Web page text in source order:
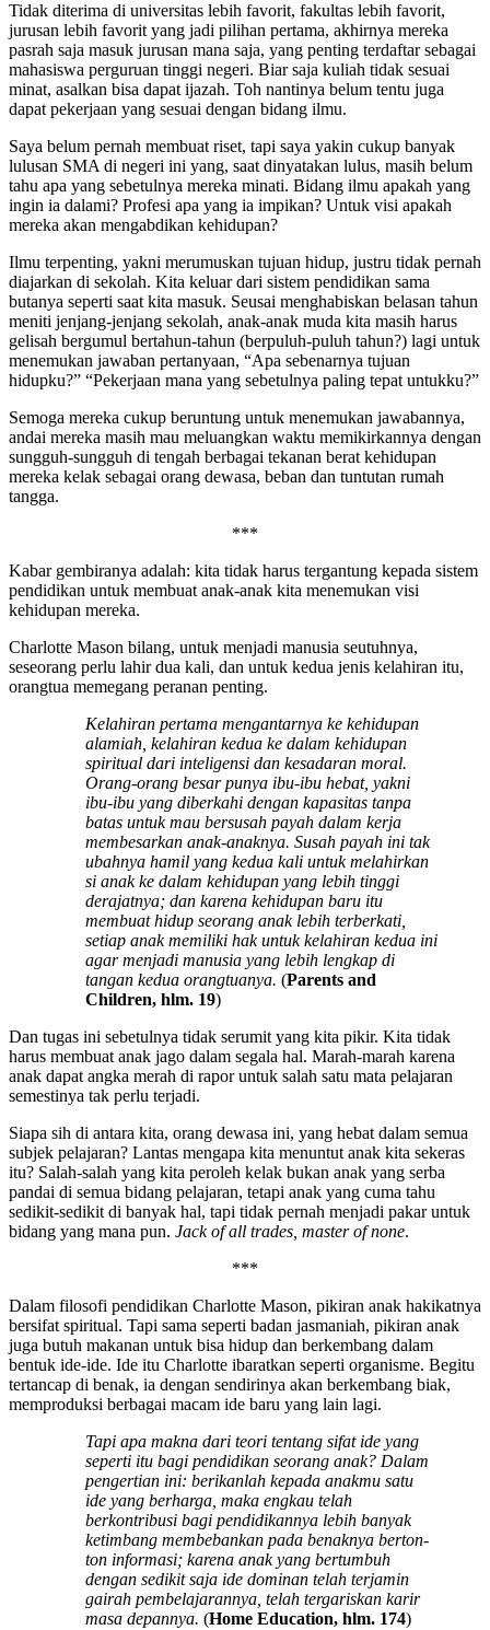
Tidak diterima di universitas lebih favorit, fakultas lebih favorit,
jurusan lebih favorit yang jadi pilihan pertama, akhirnya mereka
pasrah saja masuk jurusan mana saja, yang penting terdaftar sebagai
mahasiswa perguruan tinggi negeri. Biar saja kuliah tidak sesuai
minat, asalkan bisa dapat ijazah. Toh nantinya belum tentu juga
dapat pekerjaan yang sesuai dengan bidang ilmu.
Saya belum pernah membuat riset, tapi saya yakin cukup banyak
lulusan SMA di negeri ini yang, saat dinyatakan lulus, masih belum
tahu apa yang sebetulnya mereka minati. Bidang ilmu apakah yang
ingin ia dalami? Profesi apa yang ia impikan? Untuk visi apakah
mereka akan mengabdikan kehidupan?
Ilmu terpenting, yakni merumuskan tujuan hidup, justru tidak pernah
diajarkan di sekolah. Kita keluar dari sistem pendidikan sama
butanya seperti saat kita masuk. Seusai menghabiskan belasan tahun
meniti jenjang-jenjang sekolah, anak-anak muda kita masih harus
gelisah bergumul bertahun-tahun (berpuluh-puluh tahun?) lagi untuk
menemukan jawaban pertanyaan, “Apa sebenarnya tujuan
hidupku?” “Pekerjaan mana yang sebetulnya paling tepat untukku?”
Semoga mereka cukup beruntung untuk menemukan jawabannya,
andai mereka masih mau meluangkan waktu memikirkannya dengan
sungguh-sungguh di tengah berbagai tekanan berat kehidupan
mereka kelak sebagai orang dewasa, beban dan tuntutan rumah
tangga.
***
Kabar gembiranya adalah: kita tidak harus tergantung kepada sistem
pendidikan untuk membuat anak-anak kita menemukan visi
kehidupan mereka.
Charlotte Mason bilang, untuk menjadi manusia seutuhnya,
seseorang perlu lahir dua kali, dan untuk kedua jenis kelahiran itu,
orangtua memegang peranan penting.
Kelahiran pertama mengantarnya ke kehidupan
alamiah, kelahiran kedua ke dalam kehidupan
spiritual dari inteligensi dan kesadaran moral.
Orang-orang besar punya ibu-ibu hebat, yakni
ibu-ibu yang diberkahi dengan kapasitas tanpa
batas untuk mau bersusah payah dalam kerja
membesarkan anak-anaknya. Susah payah ini tak
ubahnya hamil yang kedua kali untuk melahirkan
si anak ke dalam kehidupan yang lebih tinggi
derajatnya; dan karena kehidupan baru itu
membuat hidup seorang anak lebih terberkati,
setiap anak memiliki hak untuk kelahiran kedua ini
agar menjadi manusia yang lebih lengkap di
tangan kedua orangtuanya. (Parents and
Children, hlm. 19)
Dan tugas ini sebetulnya tidak serumit yang kita pikir. Kita tidak
harus membuat anak jago dalam segala hal. Marah-marah karena
anak dapat angka merah di rapor untuk salah satu mata pelajaran
semestinya tak perlu terjadi.
Siapa sih di antara kita, orang dewasa ini, yang hebat dalam semua
subjek pelajaran? Lantas mengapa kita menuntut anak kita sekeras
itu? Salah-salah yang kita peroleh kelak bukan anak yang serba
pandai di semua bidang pelajaran, tetapi anak yang cuma tahu
sedikit-sedikit di banyak hal, tapi tidak pernah menjadi pakar untuk
bidang yang mana pun. Jack of all trades, master of none.
***
Dalam filosofi pendidikan Charlotte Mason, pikiran anak hakikatnya
bersifat spiritual. Tapi sama seperti badan jasmaniah, pikiran anak
juga butuh makanan untuk bisa hidup dan berkembang dalam
bentuk ide-ide. Ide itu Charlotte ibaratkan seperti organisme. Begitu
tertancap di benak, ia dengan sendirinya akan berkembang biak,
memproduksi berbagai macam ide baru yang lain lagi.
Tapi apa makna dari teori tentang sifat ide yang
seperti itu bagi pendidikan seorang anak? Dalam
pengertian ini: berikanlah kepada anakmu satu
ide yang berharga, maka engkau telah
berkontribusi bagi pendidikannya lebih banyak
ketimbang membebankan pada benaknya berton-
ton informasi; karena anak yang bertumbuh
dengan sedikit saja ide dominan telah terjamin
gairah pembelajarannya, telah tergariskan karir
masa depannya. (Home Education, hlm. 174)